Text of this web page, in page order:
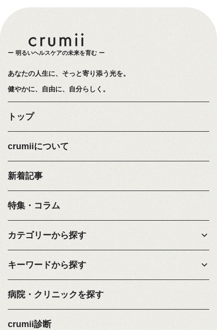
明るいヘルスケアの未来を育む
あなたの人生に、そっと寄り添う光を。
健やかに、自由に、自分らしく。
トップ
crumiiについて
新着記事
特集・コラム
カテゴリーから探す
キーワードから探す
病院・クリニックを探す
crumii診断